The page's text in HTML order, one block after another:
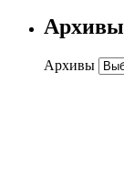
Архивы
Архивы